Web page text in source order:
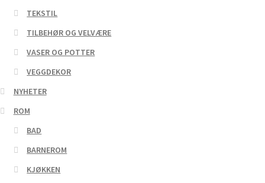
TEKSTIL
TILBEHØR OG VELVÆRE
VASER OG POTTER
VEGGDEKOR
NYHETER
ROM
BAD
BARNEROM
KJØKKEN